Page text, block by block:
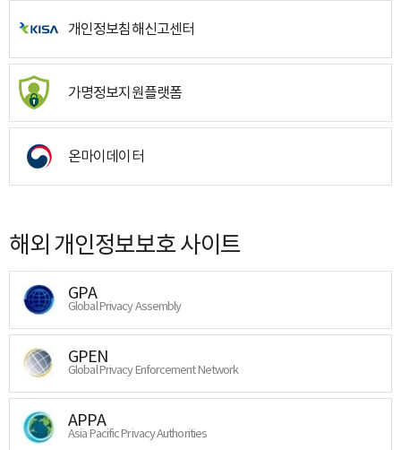
개인정보침해신고센터
가명정보지원플랫폼
온마이데이터
해외 개인정보보호 사이트
GPA
Global Privacy Assembly
GPEN
Global Privacy Enforcement Network
APPA
Asia Pacific Privacy Authorities